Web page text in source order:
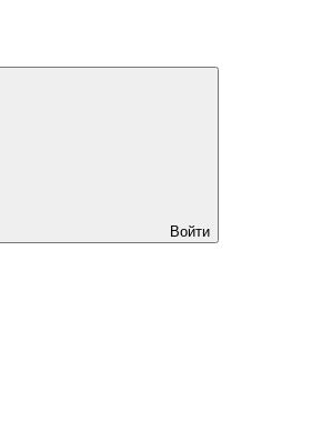
Войти